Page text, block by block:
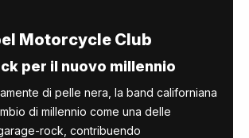
Motorcycle Club
per il nuovo millennio
di pelle nera, la band californiana
di millennio come una delle
rock, contribuendo